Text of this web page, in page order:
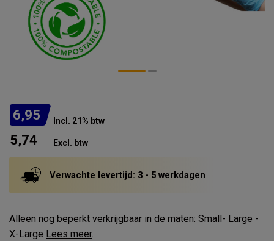
6,95 Incl. 21% btw
5,74 Excl. btw
Verwachte levertijd: 3 - 5 werkdagen
Alleen nog beperkt verkrijgbaar in de maten: Small- Large -
X-Large Lees meer.